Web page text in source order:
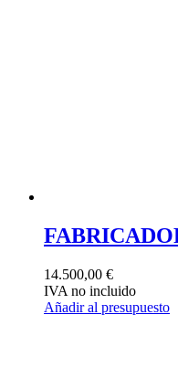
14.500,00 €
IVA no incluido
Añadir al presupuesto